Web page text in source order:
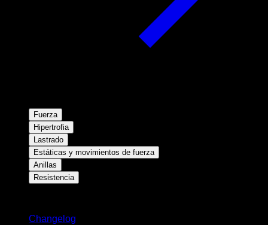
Fuerza
Hipertrofia
Lastrado
Estáticas y movimientos de fuerza
Anillas
Resistencia
Changelog